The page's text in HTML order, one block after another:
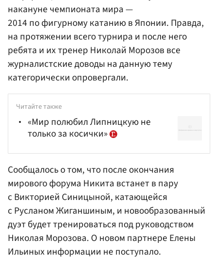
накануне чемпионата мира —
2014 по фигурному катанию в Японии. Правда,
на протяжении всего турнира и после него
ребята и их тренер Николай Морозов все
журналистские доводы на данную тему
категорически опровергали.
Читайте также
«Мир полюбил Липницкую не
только за косички»
Сообщалось о том, что после окончания
мирового форума Никита встанет в пару
с Викторией Синицыной, катающейся
с Русланом Жиганшиным, и новообразованный
дуэт будет тренироваться под руководством
Николая Морозова. О новом партнере Елены
Ильиных информации не поступало.